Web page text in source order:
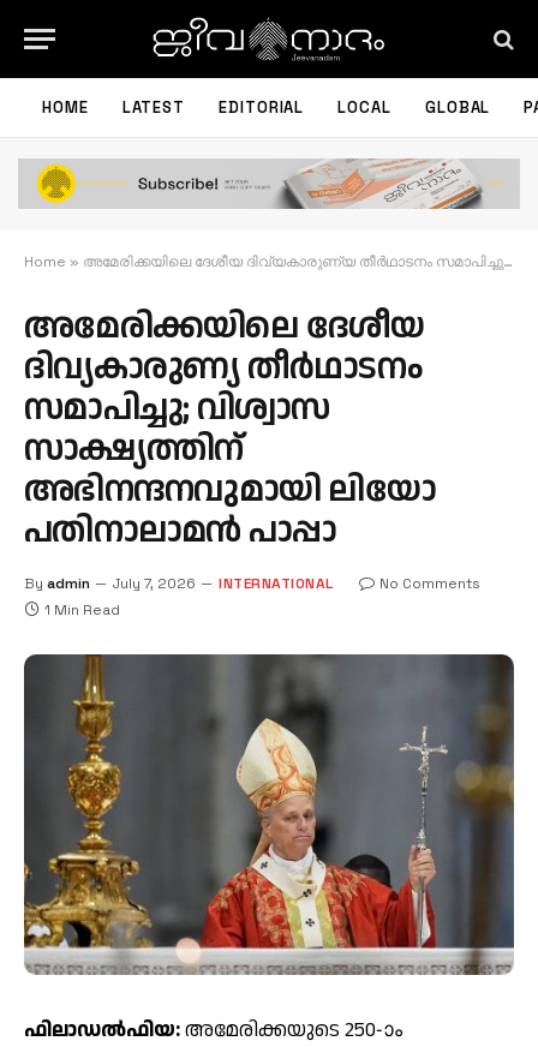
HOME LATEST EDITORIAL LOCAL GLOBAL
Home » അമേരിക്കയിലെ ദേശീയ ദിവ്യകാരുണ്യ തീർഥാടനം സമാപിച്ചു; വിശ്വാസ സാക്ഷ്യത്തിന് അഭിനന്ദനവുമായി ലിയോ പതിനാലാമൻ പാപ്പാ
അമേരിക്കയിലെ ദേശീയ
ദിവ്യകാരുണ്യ തീർഥാടനം
സമാപിച്ചു; വിശ്വാസ
സാക്ഷ്യത്തിന്
അഭിനന്ദനവുമായി ലിയോ
പതിനാലാമൻ പാപ്പാ
By admin July 7, 2026 INTERNATIONAL
No Comments
1 Min Read
ഫിലാഡൽഫിയ:അമേരിക്കയുടെ 250-ാം